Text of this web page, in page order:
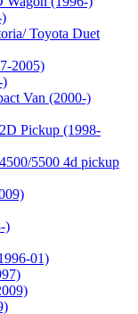
Toyota Duet
2005)
)
Van (2000-)
Pickup (1998-
5500 4d pickup
)
01)